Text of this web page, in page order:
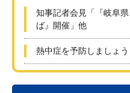
知事記者会見「『岐阜
ば』開催」他
熱中症を予防しましょう